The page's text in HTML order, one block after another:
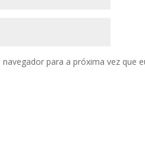
para a próxima vez que